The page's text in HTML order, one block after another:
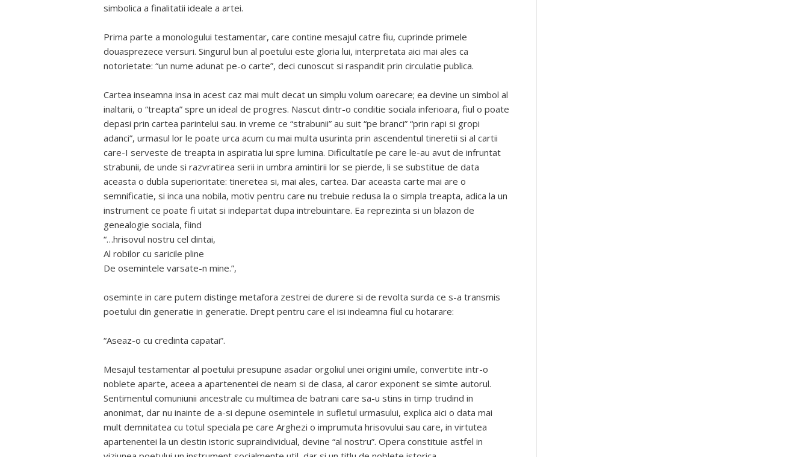
simbolica a finalitatii ideale a artei.
Prima parte a monologului testamentar, care contine mesajul catre fiu, cuprinde primele
douasprezece versuri. Singurul bun al poetului este gloria lui, interpretata aici mai ales ca
notorietate: “un nume adunat pe-o carte”, deci cunoscut si raspandit prin circulatie publica.
Cartea inseamna insa in acest caz mai mult decat un simplu volum oarecare; ea devine un simbol al
inaltarii, o “treapta” spre un ideal de progres. Nascut dintr-o conditie sociala inferioara, fiul o poate
depasi prin cartea parintelui sau. in vreme ce “strabunii” au suit “pe branci” “prin rapi si gropi
adanci”, urmasul lor le poate urca acum cu mai multa usurinta prin ascendentul tineretii si al cartii
care-I serveste de treapta in aspiratia lui spre lumina. Dificultatile pe care le-au avut de infruntat
strabunii, de unde si razvratirea serii in umbra amintirii lor se pierde, li se substitue de data
aceasta o dubla superioritate: tineretea si, mai ales, cartea. Dar aceasta carte mai are o
semnificatie, si inca una nobila, motiv pentru care nu trebuie redusa la o simpla treapta, adica la un
instrument ce poate fi uitat si indepartat dupa intrebuintare. Ea reprezinta si un blazon de
genealogie sociala, fiind
“…hrisovul nostru cel dintai,
Al robilor cu saricile pline
De osemintele varsate-n mine.”,
oseminte in care putem distinge metafora zestrei de durere si de revolta surda ce s-a transmis
poetului din generatie in generatie. Drept pentru care el isi indeamna fiul cu hotarare:
“Aseaz-o cu credinta capatai”.
Mesajul testamentar al poetului presupune asadar orgoliul unei origini umile, convertite intr-o
noblete aparte, aceea a apartenentei de neam si de clasa, al caror exponent se simte autorul.
Sentimentul comuniunii ancestrale cu multimea de batrani care sa-u stins in timp trudind in
anonimat, dar nu inainte de a-si depune osemintele in sufletul urmasului, explica aici o data mai
mult demnitatea cu totul speciala pe care Arghezi o imprumuta hrisovului sau care, in virtutea
apartenentei la un destin istoric supraindividual, devine “al nostru”. Opera constituie astfel in